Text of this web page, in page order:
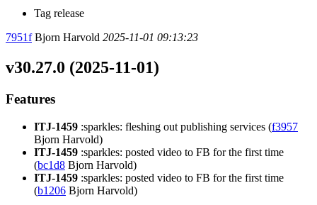
Tag release
7951fBjorn Harvold 2025-11-01 09:13:23
v30.27.0 (2025-11-01)
Features
ITJ-1459 :sparkles: fleshing out publishing services (f3957
Bjorn Harvold)
ITJ-1459 :sparkles: posted video to FB for the first time
(bc1d8 Bjorn Harvold)
ITJ-1459 :sparkles: posted video to FB for the first time
(b1206 Bjorn Harvold)